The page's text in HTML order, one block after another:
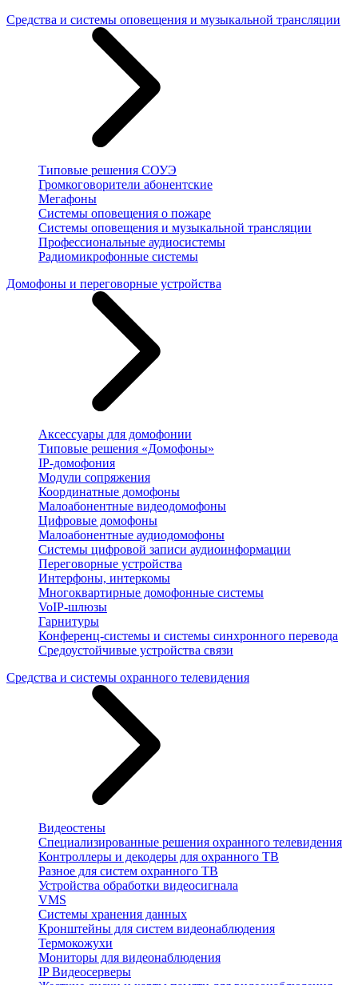
Средства и системы оповещения и музыкальной трансляции
Типовые решения СОУЭ
Громкоговорители абонентские
Мегафоны
Системы оповещения о пожаре
Системы оповещения и музыкальной трансляции
Профессиональные аудиосистемы
Радиомикрофонные системы
Домофоны и переговорные устройства
Аксессуары для домофонии
Типовые решения «Домофоны»
IP-домофония
Модули сопряжения
Координатные домофоны
Малоабонентные видеодомофоны
Цифровые домофоны
Малоабонентные аудиодомофоны
Системы цифровой записи аудиоинформации
Переговорные устройства
Интерфоны, интеркомы
Многоквартирные домофонные системы
VoIP-шлюзы
Гарнитуры
Конференц-системы и системы синхронного перевода
Средоустойчивые устройства связи
Средства и системы охранного телевидения
Видеостены
Специализированные решения охранного телевидения
Контроллеры и декодеры для охранного ТВ
Разное для систем охранного ТВ
Устройства обработки видеосигнала
VMS
Системы хранения данных
Кронштейны для систем видеонаблюдения
Термокожухи
Мониторы для видеонаблюдения
IP Видеосерверы